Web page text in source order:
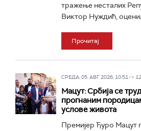
тражење несталих
Виктор Нуждић,
Прочитај
СРЕДА, 05. АВГ 2026, 10:51 ->
Мацут: Србија се
прогнаним
услове живота
Премијер Ђуро Мацут